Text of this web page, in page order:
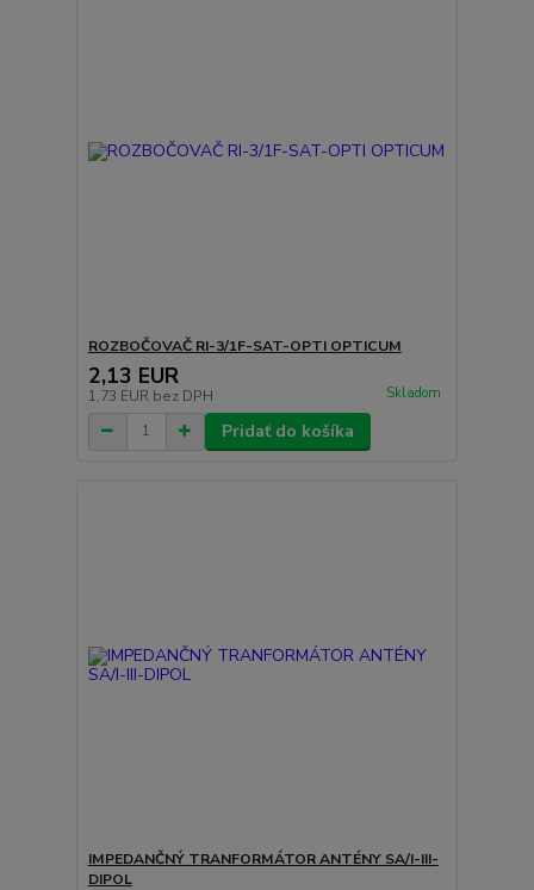
ROZBOČOVAČ RI-3/1F-SAT-OPTI OPTICUM
2,13 EUR
1,73 EUR bez DPH Skladom
Pridať do košíka
IMPEDANČNÝ TRANFORMÁTOR ANTÉNY SA/I-III-
DIPOL